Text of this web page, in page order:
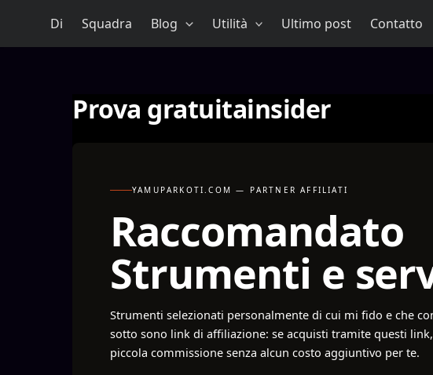
contenuto
Di Squadra Blog Utilità Ultimo post Contatto
Prova gratuitainsider
YAMUPARKOTI.COM — PARTNER AFFILIATI
Raccomandato
Strumenti e
Strumenti selezionati personalmente di cui mi fido e che
sotto sono link di affiliazione: se acquisti tramite questi
piccola commissione senza alcun costo aggiuntivo per te.